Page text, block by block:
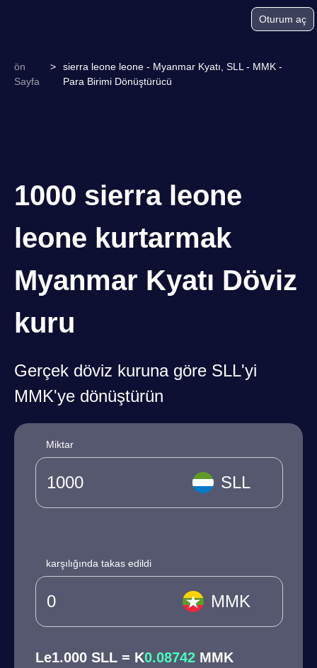
Oturum aç
ön
Sayfa
>
sierra leone leone - Myanmar Kyatı, SLL - MMK -
Para Birimi Dönüştürücü
1000 sierra leone
leone kurtarmak
Myanmar Kyatı Döviz
kuru
Gerçek döviz kuruna göre SLL'yi
MMK'ye dönüştürün
Miktar
SLL
karşılığında takas edildi
MMK
Le1.000 SLL = K0.08742 MMK